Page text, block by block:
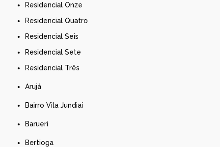
Residencial Onze
Residencial Quatro
Residencial Seis
Residencial Sete
Residencial Três
Arujá
Bairro Vila Jundiaí
Barueri
Bertioga